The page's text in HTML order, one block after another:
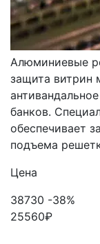
Алюминиевые
защита витрин
банков.
обеспечивает
подъема
Цена
38730 -38%
25560₽